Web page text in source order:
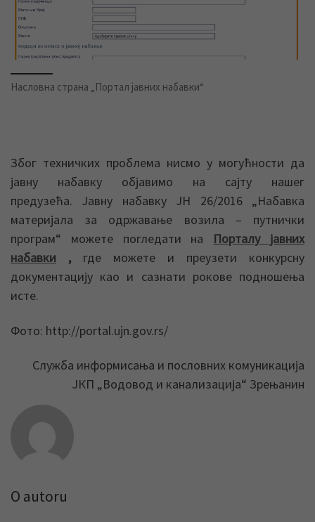
Насловна страна „Портал јавних набавки“
Због техничких проблема нисмо у могућности да
јавну набавку објавимо на сајту нашег
предузећа. Јавну набавку ЈН 26/2016 „Набавка
материјала за одржавање возила – путнички
програм“ можете погледати на Порталу јавних
набавки , где можете и преузети конкурсну
документацију као и сазнати рокове подношења
исте.
Фото: http://portal.ujn.gov.rs/
Служба информисања и пословних комуникација
ЈКП „Водовод и канализација“ Зрењанин
O autoru